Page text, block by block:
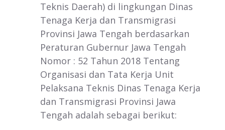
Teknis Daerah) di lingkungan Dinas
Tenaga Kerja dan Transmigrasi
Provinsi Jawa Tengah berdasarkan
Peraturan Gubernur Jawa Tengah
Nomor : 52 Tahun 2018 Tentang
Organisasi dan Tata Kerja Unit
Pelaksana Teknis Dinas Tenaga Kerja
dan Transmigrasi Provinsi Jawa
Tengah adalah sebagai berikut: